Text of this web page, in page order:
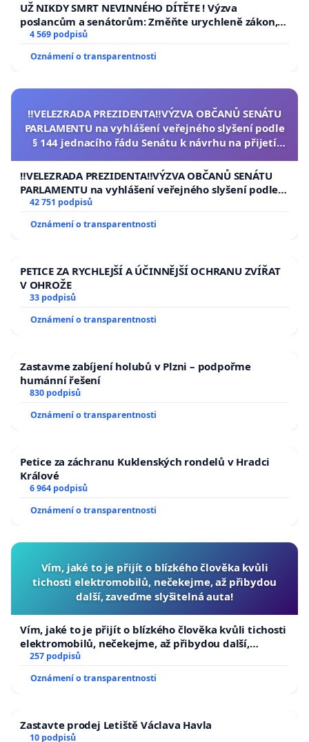
UŽ NIKDY SMRT NEVINNÉHO DÍTĚTE ! Výzva
poslancům a senátorům: Změňte urychleně zákon,
aby se tragédie malé Viktorky už nemohla opakovat!
4 569 podpisů
Oznámení o transparentnosti
‼️VELEZRADA PREZIDENTA‼️VÝZVA OBČANŮ SENÁTU
PARLAMENTU na vyhlášení veřejného slyšení podle
§ 144 jednacího řádu Senátu k návrhu na přijetí
republiky
‼️VELEZRADA PREZIDENTA‼️VÝZVA OBČANŮ SENÁTU
PARLAMENTU na vyhlášení veřejného slyšení podle §
144 jednacího řádu Senátu k návrhu na přijetí
usnesení k podání ústavní žaloby na prezidenta
republiky
42 751 podpisů
Oznámení o transparentnosti
PETICE ZA RYCHLEJŠÍ A ÚČINNĚJŠÍ OCHRANU ZVÍŘAT
V OHROŽE
33 podpisů
Oznámení o transparentnosti
Zastavme zabíjení holubů v Plzni – podpořme
humánní řešení
830 podpisů
Oznámení o transparentnosti
Petice za záchranu Kuklenských rondelů v Hradci
Králové
6 964 podpisů
Oznámení o transparentnosti
Vím, jaké to je přijít o blízkého člověka kvůli
tichosti elektromobilů, nečekejme, až přibydou
další, zaveďme slyšitelná auta!
Vím, jaké to je přijít o blízkého člověka kvůli tichosti
elektromobilů, nečekejme, až přibydou další,
zaveďme slyšitelná auta!
257 podpisů
Oznámení o transparentnosti
Zastavte prodej Letiště Václava Havla
10 podpisů